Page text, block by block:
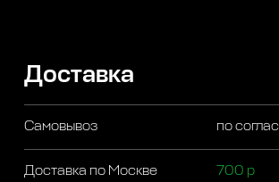
Доставка
Самовывоз по
Доставка по Москве
700 р